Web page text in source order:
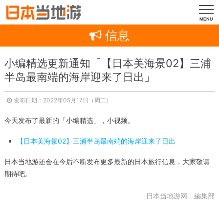
MENU
信息
小编精选更新通知「【日本美海景02】三浦
半岛最南端的海岸迎来了日出」
发布日期：2022年05月17日（周二）
今天发布了最新的「小编精选」，小视频。
【日本美海景02】三浦半岛最南端的海岸迎来了日出
日本当地游还会在今后不断发布更多最新的日本旅行信息，大家敬请
期待吧。
日本当地游网 編集部